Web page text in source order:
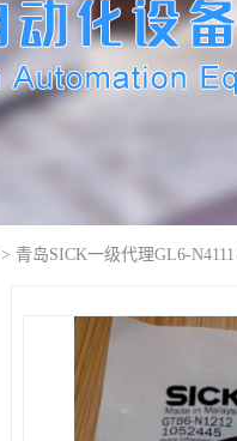
> 青岛SICK一级代理GL6-